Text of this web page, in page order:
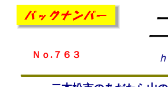
Ｎｏ.７６３